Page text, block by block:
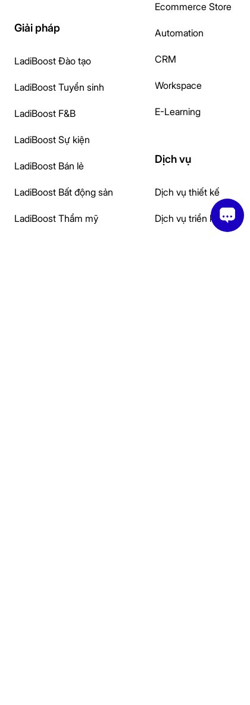
Ecommerce Store
Automation
CRM
Workspace
E-Learning
Giải pháp
LadiBoost Đào tạo
LadiBoost Tuyển sinh
LadiBoost F&B
LadiBoost Sự kiện
LadiBoost Bán lẻ
LadiBoost Bất động sản
LadiBoost Thẩm mỹ
Dịch vụ
Dịch vụ thiết kế
Dịch vụ triển khai